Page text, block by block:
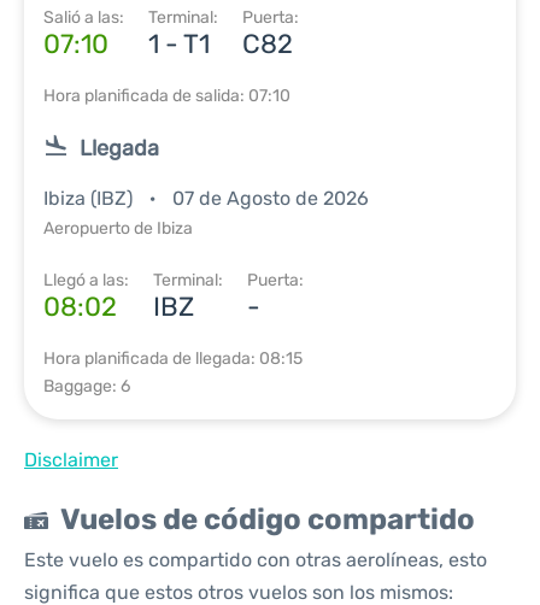
Salió a las:
07:10
Terminal:
1 - T1
Puerta:
C82
Hora planificada de salida: 07:10
Llegada
Ibiza (IBZ) 07 de Agosto de 2026
Aeropuerto de Ibiza
Llegó a las:
08:02
Terminal:
IBZ
Puerta:
-
Hora planificada de llegada: 08:15
Baggage: 6
Disclaimer
Vuelos de código compartido
Este vuelo es compartido con otras aerolíneas, esto
significa que estos otros vuelos son los mismos: